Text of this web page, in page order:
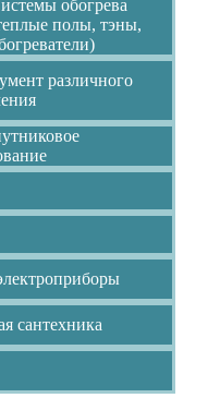
обогрева
полы, тэны,
различного
сантехника